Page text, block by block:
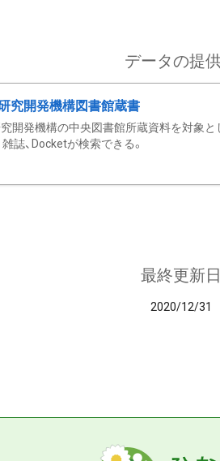
データの提
究開発機構図書館蔵書
開発機構の中央図書館所蔵資料を対象
雑誌、Docketが検索できる。
最終更新日
2020/12/31